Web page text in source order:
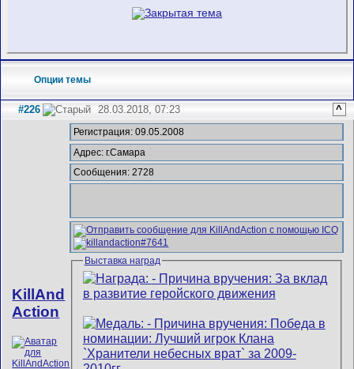
Опции темы
#226 28.03.2018, 07:23 ^
KillAnd
Action
Регистрация: 09.05.2008
Адрес: г.Самара
Сообщения: 2728
Выставка наград